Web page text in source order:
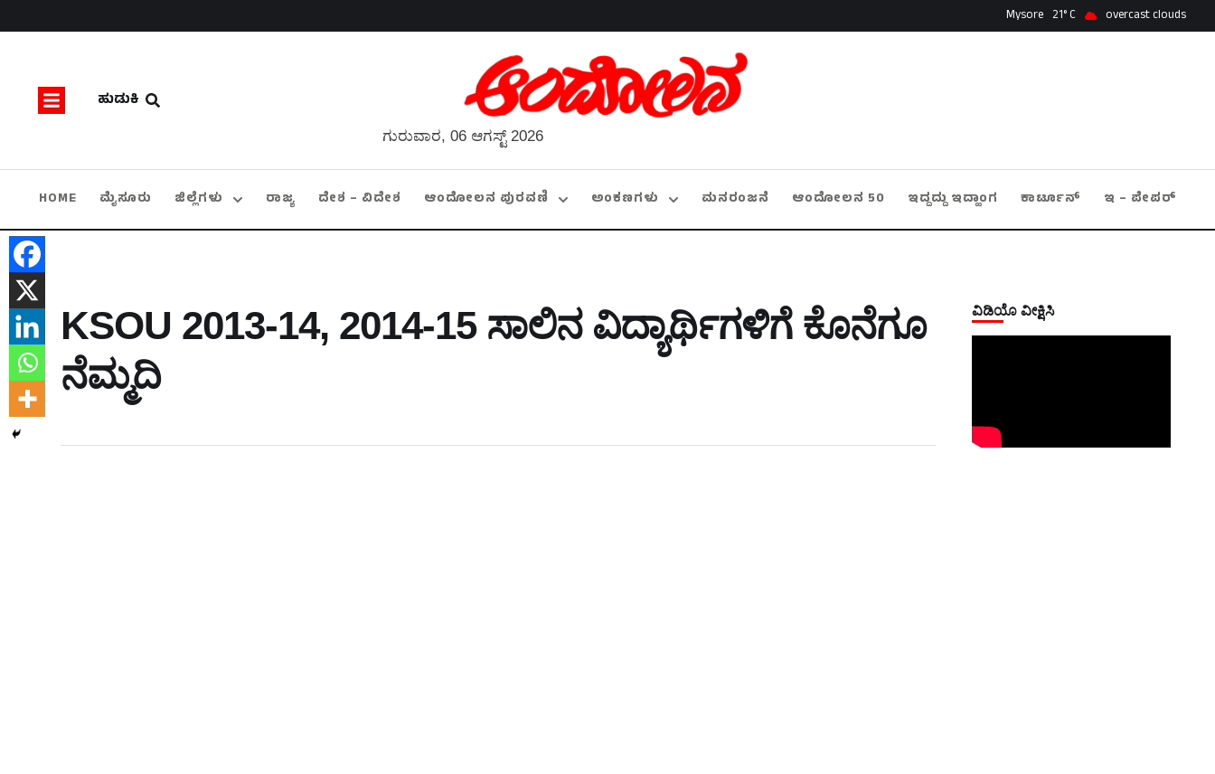
Mysore 21 overcast clouds
ಹುಡುಕಿ
ಗುರುವಾರ, 06 ಆಗಸ್ಟ್ 2026
HOME ಮೈಸೂರು ಜಿಲ್ಲೆಗಳು ರಾಜ್ಯ ದೇಶ – ವಿದೇಶ ಆಂದೋಲನ ಪುರವಣಿ ಅಂಕಣಗಳು ಮನರಂಜನೆ ಆಂದೋಲನ 50 ಇದ್ದದ್ದು ಇದ್ಹಾಂಗ ಕಾರ್ಟೂನ್ ಇ – ಪೇಪರ್
KSOU 2013-14, 2014-15 ಸಾಲಿನ ವಿದ್ಯಾರ್ಥಿಗಳಿಗೆ ಕೊನೆಗೂ
ನೆಮ್ಮದಿ
ವಿಡಿಯೊ ವೀಕ್ಷಿಸಿ